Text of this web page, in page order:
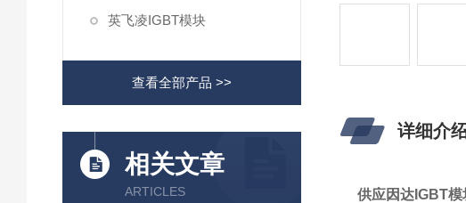
英飞凌IGBT模块
查看全部产品 >>
相关文章
ARTICLES
详细介
供应因达IGBT